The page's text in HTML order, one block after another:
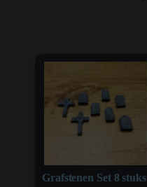
Grafstenen Set 8 stuks